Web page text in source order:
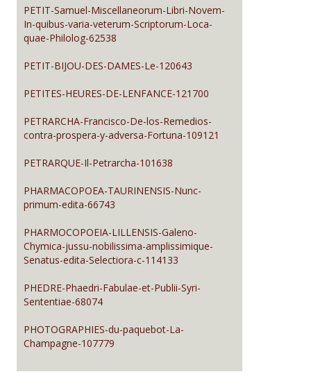
PETIT-Samuel-Miscellaneorum-Libri-Novem-
In-quibus-varia-veterum-Scriptorum-Loca-
quae-Philolog-62538
PETIT-BIJOU-DES-DAMES-Le-120643
PETITES-HEURES-DE-LENFANCE-121700
PETRARCHA-Francisco-De-los-Remedios-
contra-prospera-y-adversa-Fortuna-109121
PETRARQUE-Il-Petrarcha-101638
PHARMACOPOEA-TAURINENSIS-Nunc-
primum-edita-66743
PHARMOCOPOEIA-LILLENSIS-Galeno-
Chymica-jussu-nobilissima-amplissimique-
Senatus-edita-Selectiora-c-114133
PHEDRE-Phaedri-Fabulae-et-Publii-Syri-
Sententiae-68074
PHOTOGRAPHIES-du-paquebot-La-
Champagne-107779